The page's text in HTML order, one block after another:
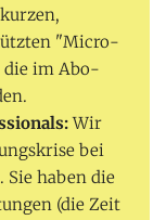
"Micro-
im Abo-
Wir
bei
Sie haben die
(die Zeit